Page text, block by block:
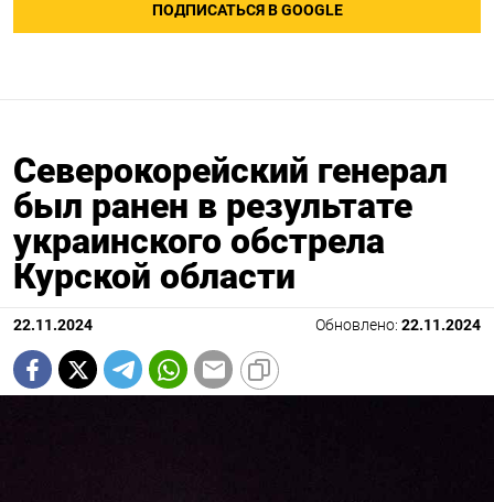
ПОДПИСАТЬСЯ В GOOGLE
Северокорейский генерал
был ранен в результате
украинского обстрела
Курской области
22.11.2024 Обновлено: 22.11.2024